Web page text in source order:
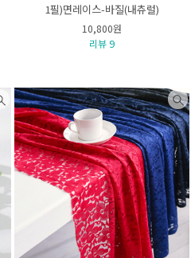
1필)면레이스-바질(내츄럴)
10,800원
리뷰 9